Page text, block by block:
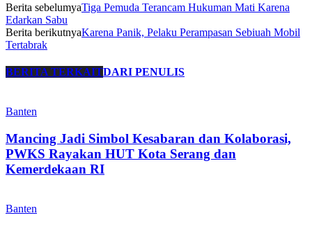
Berita sebelumyaTiga Pemuda Terancam Hukuman Mati Karena
Edarkan Sabu
Berita berikutnyaKarena Panik, Pelaku Perampasan Sebiuah Mobil
Tertabrak
BERITA TERKAITDARI PENULIS
Banten
Mancing Jadi Simbol Kesabaran dan Kolaborasi,
PWKS Rayakan HUT Kota Serang dan
Kemerdekaan RI
Banten